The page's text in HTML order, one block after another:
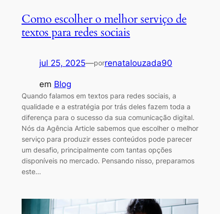
Como escolher o melhor serviço de
textos para redes sociais
jul 25, 2025—porrenatalouzada90
em Blog
Quando falamos em textos para redes sociais, a
qualidade e a estratégia por trás deles fazem toda a
diferença para o sucesso da sua comunicação digital.
Nós da Agência Article sabemos que escolher o melhor
serviço para produzir esses conteúdos pode parecer
um desafio, principalmente com tantas opções
disponíveis no mercado. Pensando nisso, preparamos
este…